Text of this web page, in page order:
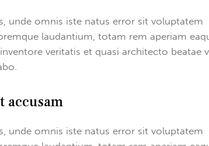
unde omnis iste natus error sit voluptatem
laudantium, totam rem aperiam
veritatis et quasi architecto beatae
accusam
unde omnis iste natus error sit voluptatem